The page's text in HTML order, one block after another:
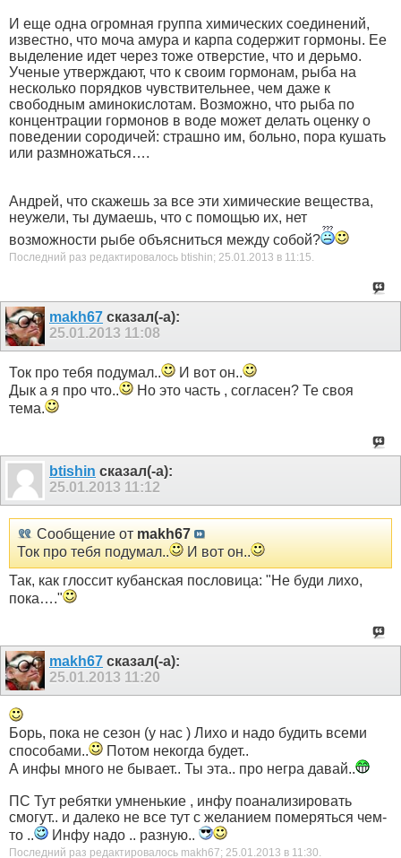
И еще одна огромная группа химических соединений,
известно, что моча амура и карпа содержит гормоны. Ее
выделение идет через тоже отверстие, что и дерьмо.
Ученые утверждают, что к своим гормонам, рыба на
несколько порядков чувствительнее, чем даже к
свободным аминокислотам. Возможно, что рыба по
концентрации гормонов в воде может делать оценку о
поведении сородичей: страшно им, больно, пора кушать
или размножаться….
Андрей, что скажешь за все эти химические вещества,
неужели, ты думаешь, что с помощью их, нет
возможности рыбе объясниться между собой?
Последний раз редактировалось btishin; 25.01.2013 в 11:15
makh67 сказал(-а):
25.01.2013 11:08
Ток про тебя подумал..
И вот он..
Дык а я про что..
Но это часть , согласен? Те своя
тема.
btishin сказал(-а):
25.01.2013 11:12
Сообщение от makh67
Ток про тебя подумал..
И вот он..
Так, как глоссит кубанская пословица: "Не буди лихо,
пока…."
makh67 сказал(-а):
25.01.2013 11:20
Борь, пока не сезон (у нас ) Лихо и надо будить всеми
способами..
Потом некогда будет..
А инфы много не бывает.. Ты эта.. про негра давай..
ПС Тут ребятки умненькие , инфу поанализировать
смогут.. и далеко не все тут с желанием померяться чем-
то ..
Инфу надо .. разную..
Последний раз редактировалось makh67; 25.01.2013 в 11:30.